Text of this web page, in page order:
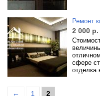
Ремонт
2 000 р.
сфере
отделка
← 1 2